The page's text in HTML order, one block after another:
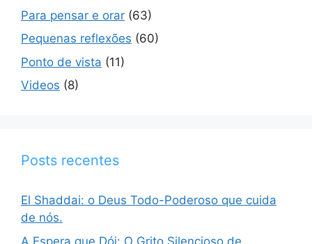
Para pensar e orar (63)
Pequenas reflexões (60)
Ponto de vista (11)
Videos (8)
Posts recentes
El Shaddai: o Deus Todo-Poderoso que cuida
de nós.
A Espera que Dói: O Grito Silencioso de